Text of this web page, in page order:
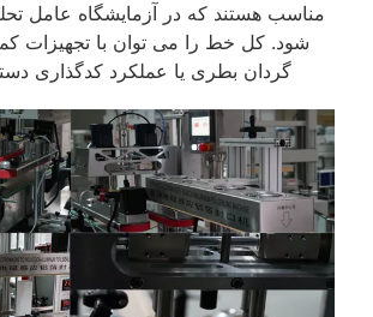
مناسب هستند که در آزمایشگاه عامل
شود. کل خط را می توان با تجهیزات
گردان بطری یا عملکرد کدگذاری